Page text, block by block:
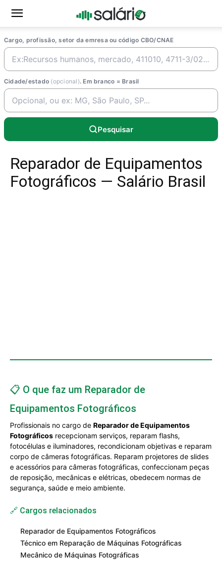
Cargo, profissão, setor da emresa ou código CBO/CNAE
Cidade/estado (opcional). Em branco = Brasil
Pesquisar
Reparador de Equipamentos
Fotográficos — Salário Brasil
📋 O que faz um Reparador de
Equipamentos Fotográficos
Profissionais no cargo de Reparador de Equipamentos
Fotográficos recepcionam serviços, reparam flashs,
fotocélulas e iluminadores, recondicionam objetivas e reparam
corpo de câmeras fotográficas. Reparam projetores de slides
e acessórios para câmeras fotográficas, confeccionam peças
de reposição, mecânicas e elétricas, obedecem normas de
segurança, saúde e meio ambiente.
🔗 Cargos relacionados
Reparador de Equipamentos Fotográficos
Técnico em Reparação de Máquinas Fotográficas
Mecânico de Máquinas Fotográficas